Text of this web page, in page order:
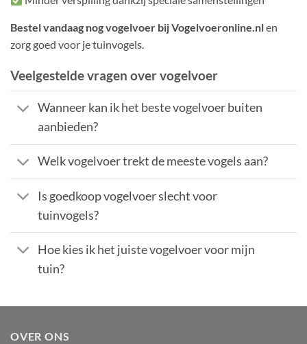
Bestel vandaag nog vogelvoer bij Vogelvoeronline.nlen
zorg goed voor je tuinvogels.
Veelgestelde vragen over vogelvoer
Wanneer kan ik het beste vogelvoer buiten
aanbieden?
Welk vogelvoer trekt de meeste vogels aan?
Is goedkoop vogelvoer slecht voor
tuinvogels?
Hoe kies ik het juiste vogelvoer voor mijn
tuin?
OVER ONS